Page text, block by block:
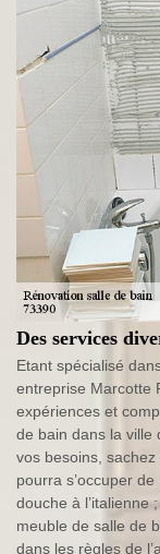
Des services
Etant spécialisé
entreprise Marcotte
expériences et
de bain dans la ville
vos besoins,
pourra s’occuper
douche à l’italienne
meuble de salle de
dans les règles de